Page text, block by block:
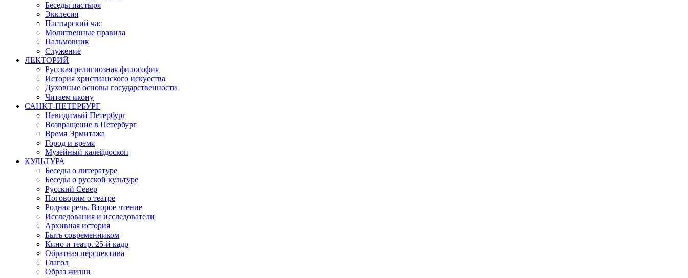
Беседы пастыря
Экклесия
Пастырский час
Молитвенные правила
Пальмовник
Служение
ЛЕКТОРИЙ
Русская религиозная философия
История христианского искусства
Духовные основы государственности
Читаем икону
САНКТ-ПЕТЕРБУРГ
Невидимый Петербург
Возвращение в Петербург
Время Эрмитажа
Город и время
Музейный калейдоскоп
КУЛЬТУРА
Беседы о литературе
Беседы о русской культуре
Русский Север
Поговорим о театре
Родная речь. Второе чтение
Исследования и исследователи
Архивная история
Быть современником
Кино и театр. 25-й кадр
Обратная перспектива
Глагол
Образ жизни